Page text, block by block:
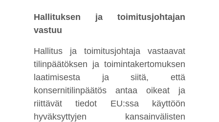
Hallituksen ja toimitusjohtajan
vastuu
Hallitus ja toimitusjohtaja vastaavat
tilinpäätöksen ja toimintakertomuksen
laatimisesta ja siitä, että
konsernitilinpäätös antaa oikeat ja
riittävät tiedot EU:ssa käyttöön
hyväksyttyjen kansainvälisten